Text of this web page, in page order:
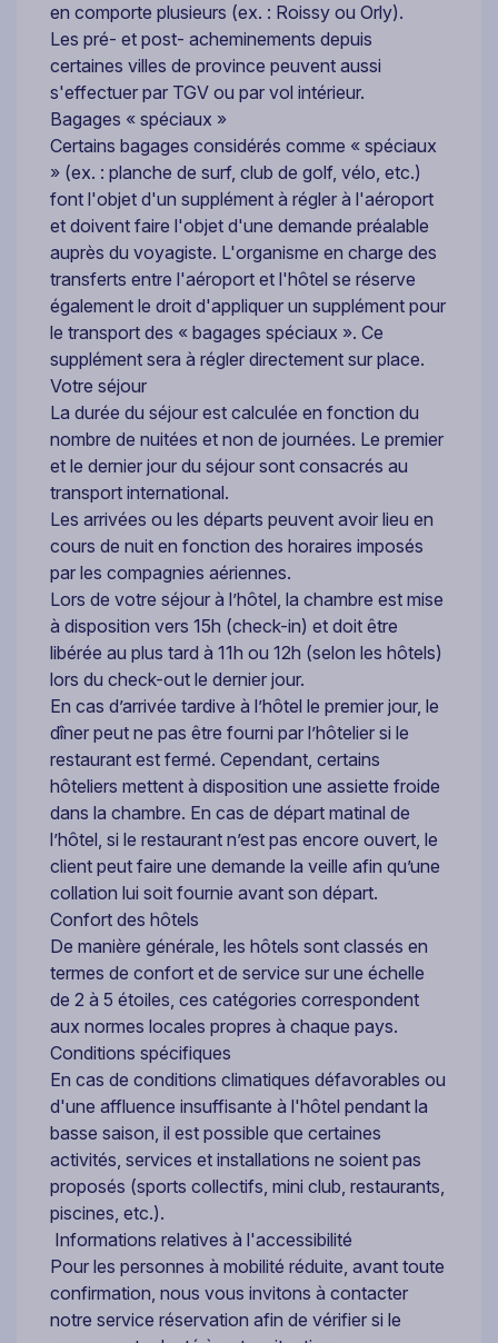
en comporte plusieurs (ex. : Roissy ou Orly).
Les pré- et post- acheminements depuis
certaines villes de province peuvent aussi
s'effectuer par TGV ou par vol intérieur.
Bagages « spéciaux »
Certains bagages considérés comme « spéciaux
» (ex. : planche de surf, club de golf, vélo, etc.)
font l'objet d'un supplément à régler à l'aéroport
et doivent faire l'objet d'une demande préalable
auprès du voyagiste. L'organisme en charge des
transferts entre l'aéroport et l'hôtel se réserve
également le droit d'appliquer un supplément pour
le transport des « bagages spéciaux ». Ce
supplément sera à régler directement sur place.
Votre séjour
La durée du séjour est calculée en fonction du
nombre de nuitées et non de journées. Le premier
et le dernier jour du séjour sont consacrés au
transport international.
Les arrivées ou les départs peuvent avoir lieu en
cours de nuit en fonction des horaires imposés
par les compagnies aériennes.
Lors de votre séjour à l’hôtel, la chambre est mise
à disposition vers 15h (check-in) et doit être
libérée au plus tard à 11h ou 12h (selon les hôtels)
lors du check-out le dernier jour.
En cas d’arrivée tardive à l’hôtel le premier jour, le
dîner peut ne pas être fourni par l’hôtelier si le
restaurant est fermé. Cependant, certains
hôteliers mettent à disposition une assiette froide
dans la chambre. En cas de départ matinal de
l’hôtel, si le restaurant n’est pas encore ouvert, le
client peut faire une demande la veille afin qu’une
collation lui soit fournie avant son départ.
Confort des hôtels
De manière générale, les hôtels sont classés en
termes de confort et de service sur une échelle
de 2 à 5 étoiles, ces catégories correspondent
aux normes locales propres à chaque pays.
Conditions spécifiques
En cas de conditions climatiques défavorables ou
d'une affluence insuffisante à l'hôtel pendant la
basse saison, il est possible que certaines
activités, services et installations ne soient pas
proposés (sports collectifs, mini club, restaurants,
piscines, etc.).
Informations relatives à l'accessibilité
Pour les personnes à mobilité réduite, avant toute
confirmation, nous vous invitons à contacter
notre service réservation afin de vérifier si le